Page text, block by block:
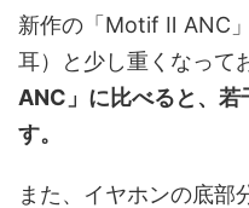
新作の「Motif Ⅱ ANC
耳）と少し重くなって
ANC」に比べると、若
す。
また、イヤホンの底部